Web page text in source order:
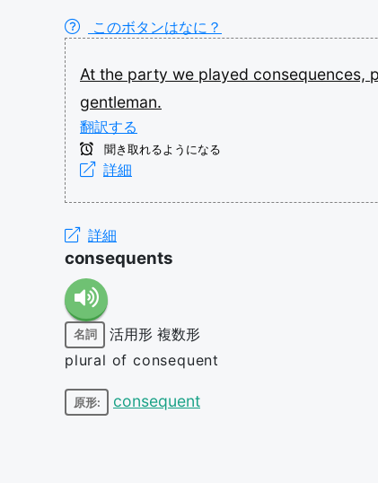
このボタンはなに？
At the party we played consequences,
gentleman.
翻訳する
聞き取れるようになる
詳細
詳細
consequents
名詞 活用形 複数形
plural of consequent
原形: consequent